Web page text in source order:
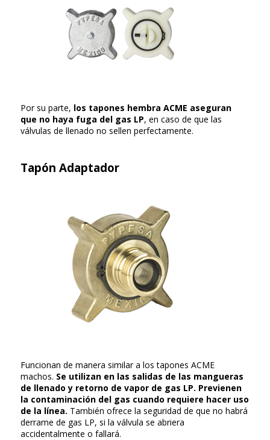
Por su parte, los tapones hembra ACME aseguran
que no haya fuga del gas LP, en caso de que las
válvulas de llenado no sellen perfectamente.
Tapón Adaptador
Funcionan de manera similar a los tapones ACME
machos. Se utilizan en las salidas de las mangueras
de llenado y retorno de vapor de gas LP. Previenen
la contaminación del gas cuando requiere hacer uso
de la línea. También ofrece la seguridad de que no habrá
derrame de gas LP, si la válvula se abriera
accidentalmente o fallará.